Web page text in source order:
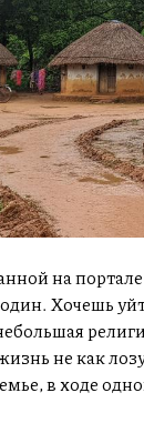
на
Хочешь
не как
в ходе